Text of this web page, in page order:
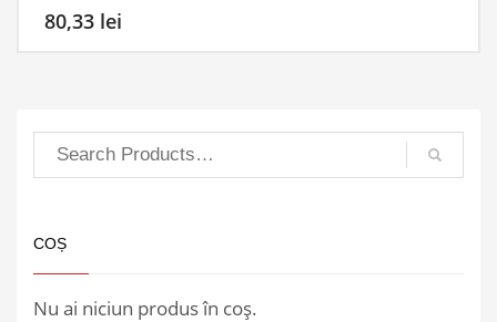
80,33 lei
COȘ
Nu ai niciun produs în coș.